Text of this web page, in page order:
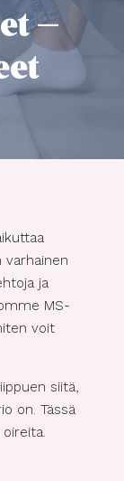
–
ja
MS-
voit
siitä,
on. Tässä